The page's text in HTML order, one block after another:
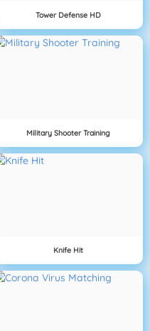
Tower Defense HD
Military Shooter Training
Knife Hit